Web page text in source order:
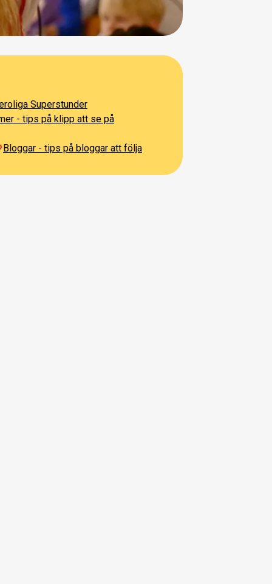
Superstunder
- tips på klipp att se på
Bloggar - tips på bloggar att följa